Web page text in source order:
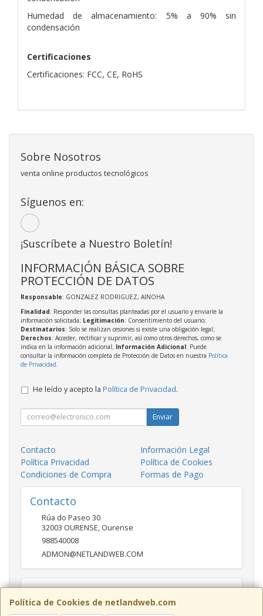
Humedad de almacenamiento: 5% a 90% sin
condensación
Certificaciones
Certificaciones: FCC, CE, RoHS
Política de Cookies de netlandweb.com
Sobre Nosotros
venta online productos tecnológicos
Síguenos en:
¡Suscríbete a Nuestro Boletín!
INFORMACIÓN BÁSICA SOBRE
PROTECCIÓN DE DATOS
Responsable: GONZALEZ RODRIGUEZ, AINOHA
Finalidad: Responder las consultas planteadas por el usuario y enviarle la
información solicitada; Legitimación: Consentimiento del usuario;
Destinatarios: Solo se realizan cesiones si existe una obligación legal;
Derechos: Acceder, rectificar y suprimir, así como otros derechos, como se
indica en la información adicional; Información Adicional: Puede
consultar la información completa de Protección de Datos en nuestra Política
de Privacidad
He leído y acepto la Política de Privacidad.
Enviar
Contacto
Información Legal
Política Privacidad
Política de Cookies
Condiciones de Compra
Formas de Pago
Contacto
Rúa do Paseo 30
32003 OURENSE, Ourense
988540008
ADMON@NETLANDWEB.COM
Horario